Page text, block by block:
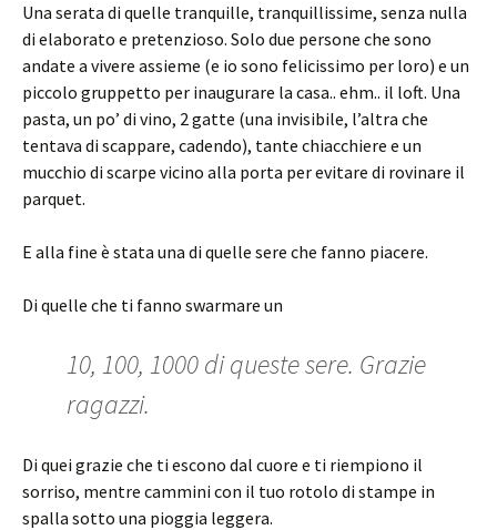
Una serata di quelle tranquille, tranquillissime, senza nulla
di elaborato e pretenzioso. Solo due persone che sono
andate a vivere assieme (e io sono felicissimo per loro) e un
piccolo gruppetto per inaugurare la casa.. ehm.. il loft. Una
pasta, un po’ di vino, 2 gatte (una invisibile, l’altra che
tentava di scappare, cadendo), tante chiacchiere e un
mucchio di scarpe vicino alla porta per evitare di rovinare il
parquet.
E alla fine è stata una di quelle sere che fanno piacere.
Di quelle che ti fanno swarmare un
10, 100, 1000 di queste sere. Grazie
ragazzi.
Di quei grazie che ti escono dal cuore e ti riempiono il
sorriso, mentre cammini con il tuo rotolo di stampe in
spalla sotto una pioggia leggera.